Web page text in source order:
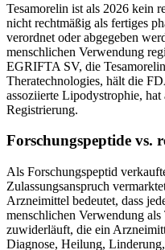
Tesamorelin ist als 2026 kein
nicht rechtmäßig als fertiges
verordnet oder abgegeben
menschlichen Verwendung
EGRIFTA SV, die
Theratechnologies, hält die
assoziierte Lipodystrophie,
Registrierung.
Forschungspeptide vs.
Als Forschungspeptid
Zulassungsanspruch
Arzneimittel bedeutet, dass
menschlichen Verwendung
zuwiderläuft, die ein
Diagnose, Heilung,